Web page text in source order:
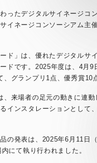
ったデジタルサイネージコ
イネージコンソーシアム主
ド」は、優れたデジタル
ドです。2025年度は、4月
グランプリ1点、優秀賞10
、来場者の足元の動きに連
インスタレーションとして
の発表は、2025年6月11日
にて執り行われました。